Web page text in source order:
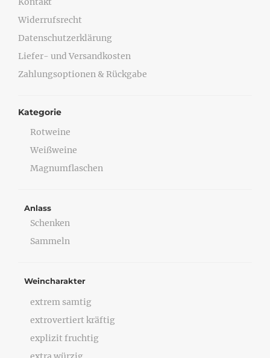
Widerrufsrecht
Datenschutzerklärung
Liefer- und Versandkosten
Zahlungsoptionen & Rückgabe
Kategorie
Rotweine
Weißweine
Magnumflaschen
Anlass
Schenken
Sammeln
Weincharakter
extrem samtig
extrovertiert kräftig
explizit fruchtig